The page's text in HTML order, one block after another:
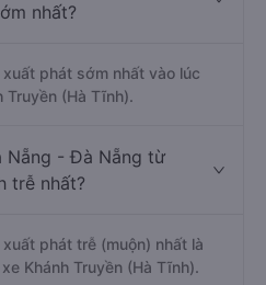
nhất?
phát sớm nhất vào lúc
Truyền (Hà Tĩnh).
Nẵng - Đà Nẵng từ
trễ nhất?
phát trễ (muộn) nhất là
Khánh Truyền (Hà Tĩnh).